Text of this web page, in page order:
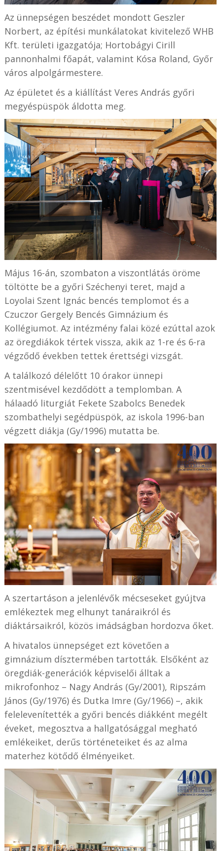
Az ünnepségen beszédet mondott Geszler
Norbert, az építési munkálatokat kivitelező WHB
Kft. területi igazgatója; Hortobágyi Cirill
pannonhalmi főapát, valamint Kósa Roland, Győr
város alpolgármestere.
Az épületet és a kiállítást Veres András győri
megyéspüspök áldotta meg.
Május 16-án, szombaton a viszontlátás öröme
töltötte be a győri Széchenyi teret, majd a
Loyolai Szent Ignác bencés templomot és a
Czuczor Gergely Bencés Gimnázium és
Kollégiumot. Az intézmény falai közé ezúttal azok
az öregdiákok tértek vissza, akik az 1-re és 6-ra
végződő években tettek érettségi vizsgát.
A találkozó délelőtt 10 órakor ünnepi
szentmisével kezdődött a templomban. A
hálaadó liturgiát Fekete Szabolcs Benedek
szombathelyi segédpüspök, az iskola 1996-ban
végzett diákja (Gy/1996) mutatta be.
A szertartáson a jelenlévők mécseseket gyújtva
emlékeztek meg elhunyt tanáraikról és
diáktársaikról, közös imádságban hordozva őket.
A hivatalos ünnepséget ezt követően a
gimnázium dísztermében tartották. Elsőként az
öregdiák-generációk képviselői álltak a
mikrofonhoz – Nagy András (Gy/2001), Ripszám
János (Gy/1976) és Dutka Imre (Gy/1966) –, akik
felelevenítették a győri bencés diákként megélt
éveket, megosztva a hallgatósággal megható
emlékeiket, derűs történeteiket és az alma
materhez kötődő élményeiket.